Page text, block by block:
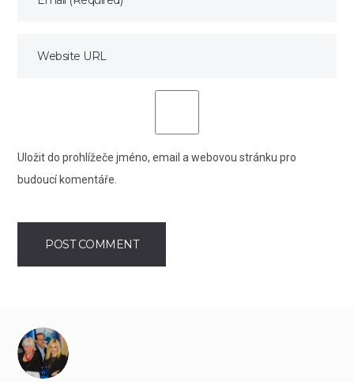
Uložit do prohlížeče jméno, email a webovou stránku pro
budoucí komentáře.